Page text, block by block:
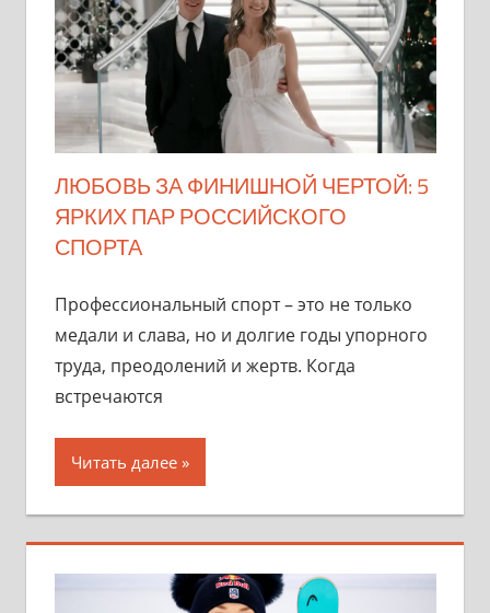
ЛЮБОВЬ ЗА ФИНИШНОЙ ЧЕРТОЙ: 5
ЯРКИХ ПАР РОССИЙСКОГО
СПОРТА
Профессиональный спорт – это не только
медали и слава, но и долгие годы упорного
труда, преодолений и жертв. Когда
встречаются
Читать далее